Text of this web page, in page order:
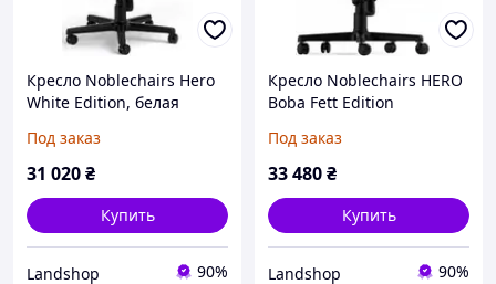
Кресло Noblechairs Hero
White Edition, белая
Под заказ
31 020₴
Купить
Landshop 90%
Кресло Noblechairs HERO
Boba Fett Edition
Под заказ
33 480₴
Купить
Landshop 90%